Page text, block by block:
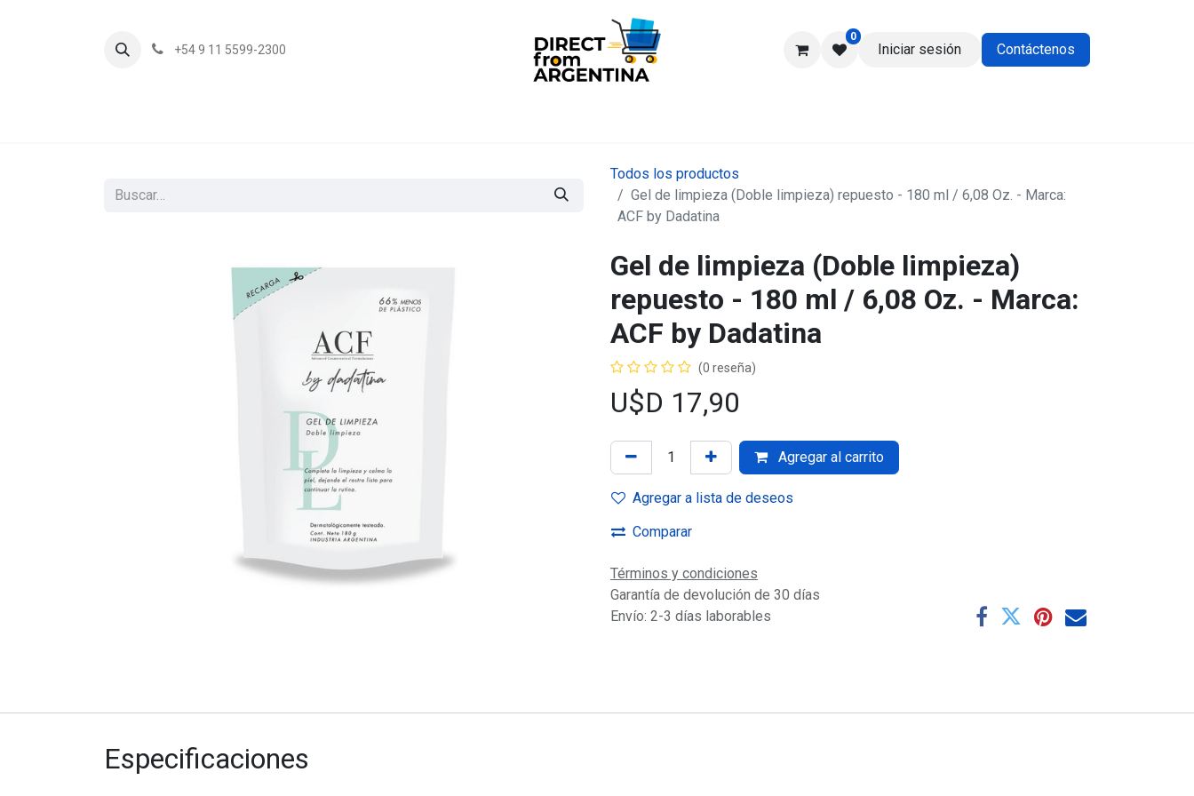
+54 9 11 5599-2300
0
Iniciar sesión Contáctenos
Todos los productos
Gel de limpieza (Doble limpieza) repuesto - 180 ml / 6,08 Oz. - Marca:
ACF by Dadatina
Gel de limpieza (Doble limpieza)
repuesto - 180 ml / 6,08 Oz. - Marca:
ACF by Dadatina
(0 reseña)
U$D 17,90
Agregar al carrito
Agregar a lista de deseos
Comparar
Términos y condiciones
Garantía de devolución de 30 días
Envío: 2-3 días laborables
Especificaciones